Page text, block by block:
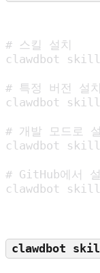
# 스킬 설치
clawdbot
# 특정 버전 설치
clawdbot
# 개발 모드로
clawdbot
# GitHub에서
clawdbot
clawdbot